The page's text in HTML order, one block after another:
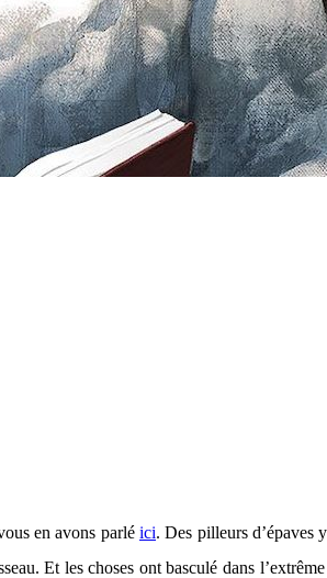
en avons parlé ici. Des pilleurs d’épaves
Et les choses ont basculé dans